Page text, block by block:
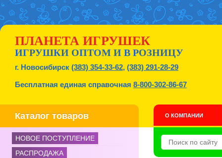
ПЛАНЕТА ИГРУШЕК
ИГРУШКИ ОПТОМ И В РОЗНИЦУ
г. Новосибирск (383) 354-33-62, (383) 291-28-29
Бесплатная единая справочная 8-800-302-86-67
Каталог товаров О КОМПАНИИ
НОВОЕ ПОСТУПЛЕНИЕ
РАСПРОДАЖА